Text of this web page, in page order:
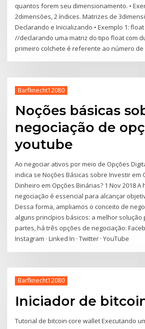
quantos forem seu dimensionamento. •
2dimensões, 2 índices. Matrizes de
Declarando e Inicializando • Exemplo 1: float
//declarando uma matriz do tipo float com
primeiro colchete é referente ao número de
Barfknecht12080
Noções básicas
negociação de
youtube
Ao negociar ativos por meio de Opções
indica se Noções Básicas sobre Investir em
Dinheiro em Opções Binárias? 1 Nov 2018 A
negociação é essencial para alcançar
Dessa forma, ampliamos o conceito de
alguns princípios básicos: a melhor solução
partes, há três opções de negociação:
Instagram · Linked In · Twitter · YouTube
Barfknecht12080
Iniciador de
Tutorial de bitcoin core wallet Executando